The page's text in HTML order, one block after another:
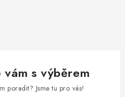
vám s výběrem
poradit? Jsme tu pro vás!